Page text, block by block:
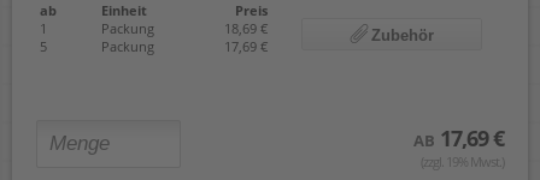
ab Einheit
Preis
1
Packung
18,69 €
5
Packung 17,69 €
Zubehör
AB 17,69 €
(zzgl. 19% Mwst.)